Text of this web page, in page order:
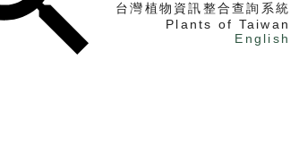
台灣植物資訊整合查詢系統
Plants of Taiwan
English